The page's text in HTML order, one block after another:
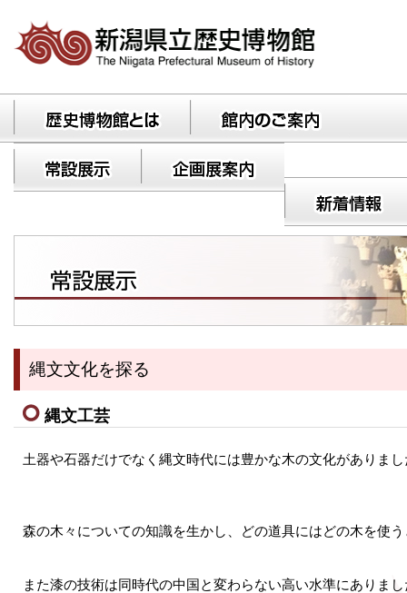
縄文文化を探る
縄文工芸
土器や石器だけでなく縄文時代には豊かな木の文化がありま
森の木々についての知識を生かし、どの道具にはどの木を使
また漆の技術は同時代の中国と変わらない高い水準にありま